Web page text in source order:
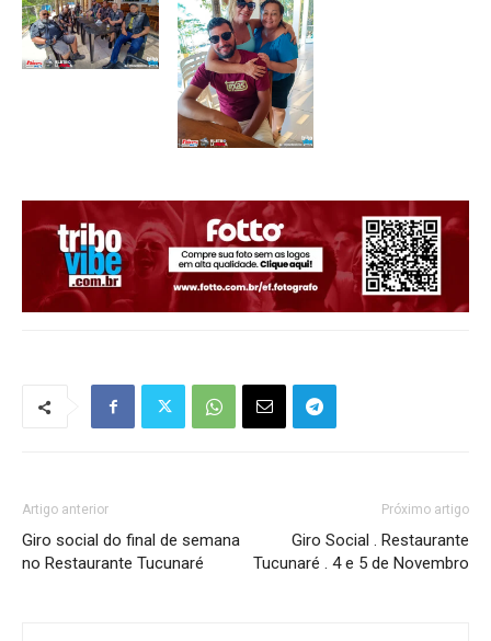
Artigo anterior
Giro social do final de semana
no Restaurante Tucunaré
Próximo artigo
Giro Social . Restaurante
Tucunaré . 4 e 5 de Novembro